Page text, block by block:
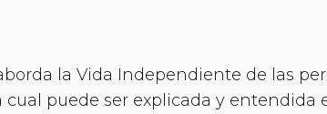
la Vida Independiente de las
cual puede ser explicada y entendida